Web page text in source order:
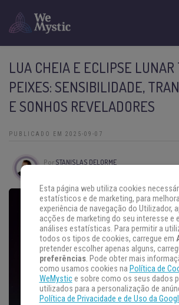
LUA CHEIA E ECLIPSE LUNAR
PEIXES: SENSIBILIDADE,
E SONHOS REVELADORES
PUBLICADO EM 2025-09-07
Por STANISLAS DELORME
Esta página web utiliza cookies
estatísticos e de marketing, para
experiência de navegação do Utilizador,
acções de marketing do seu interesse e
análises estatísticas. Para permitir a
todos os tipos de cookies, carregue em
pretender escolher apenas alguns,
preferências. Pode obter mais
como usamos cookies na Política de
WeMystice sobre como os seus dados
utilizados para a personalização de
Política de Privacidade e de Uso da